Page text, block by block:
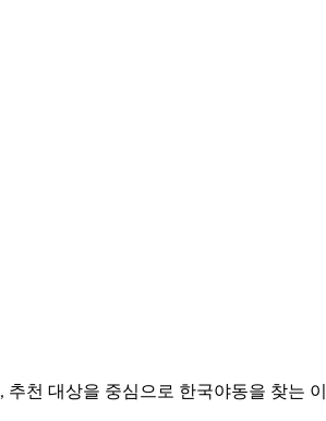
천 대상을 중심으로 한국야동을 찾는